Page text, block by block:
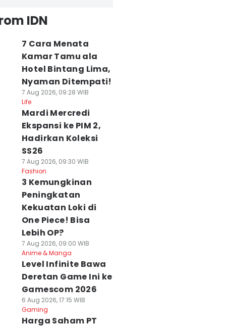
IDN
7 Cara Menata
Kamar Tamu ala
Hotel Bintang Lima,
Nyaman Ditempati!
7 Aug 2026, 09:28 WIB
Life
Mardi Mercredi
Ekspansi ke PIM 2,
Hadirkan Koleksi
SS26
7 Aug 2026, 09:30 WIB
Fashion
3 Kemungkinan
Peningkatan
Kekuatan Loki di
One Piece! Bisa
Lebih OP?
7 Aug 2026, 09:00 WIB
Anime & Manga
Level Infinite Bawa
Deretan Game Ini ke
Gamescom 2026
6 Aug 2026, 17:15 WIB
Gaming
Harga Saham PT